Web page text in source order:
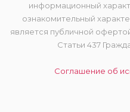
информационный
ознакомительный
является публичной
Статьи 437
Соглашение об